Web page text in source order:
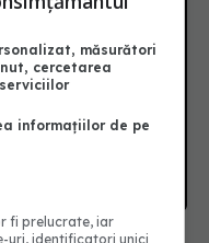
Nivolumab,
măsurători
cercetarea
informațiilor de pe
fi prelucrate, iar
uri, identificatori unici